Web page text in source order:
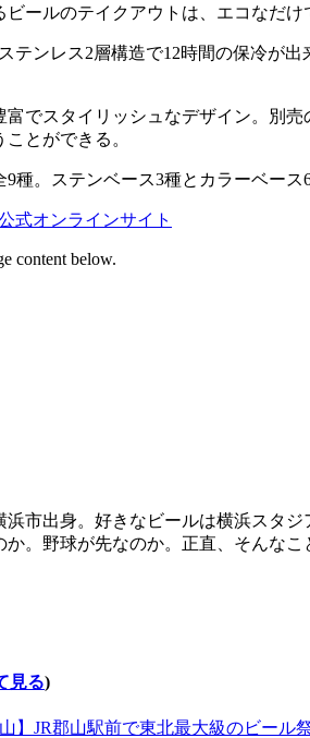
ールのテイクアウトは、エコなだ
テンレス2層構造で12時間の保冷が
富でスタイリッシュなデザイン。別
とができる。
種。ステンベース3種とカラーベー
式オンラインサイト
content below.
浜市出身。好きなビールは横浜スタ
。野球が先なのか。正直、そんな
見る)
山】JR郡山駅前で東北最大級のビー